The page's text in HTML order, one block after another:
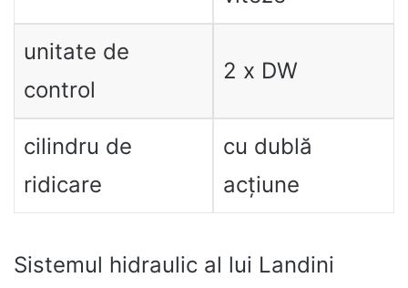
unitate de
control
2 x DW
cilindru de
ridicare
cu dublă
acțiune
Sistemul hidraulic al lui Landini